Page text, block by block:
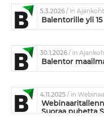
5.3.2026/ in
30.1.2026/ in
4.11.2025/ in
Suoraa puhetta